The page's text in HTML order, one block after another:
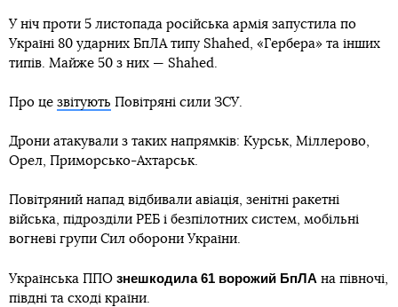
У ніч проти 5 листопада російська армія запустила по
Україні 80 ударних БпЛА типу Shahed, «Гербера» та інших
типів. Майже 50 з них — Shahed.
Про це звітують Повітряні сили ЗСУ.
Дрони атакували з таких напрямків: Курськ, Міллерово,
Орел, Приморсько-Ахтарськ.
Повітряний напад відбивали авіація, зенітні ракетні
війська, підрозділи РЕБ і безпілотних систем, мобільні
вогневі групи Сил оборони України.
Українська ППО знешкодила 61 ворожий БпЛА на півночі,
півдні та сході країни.